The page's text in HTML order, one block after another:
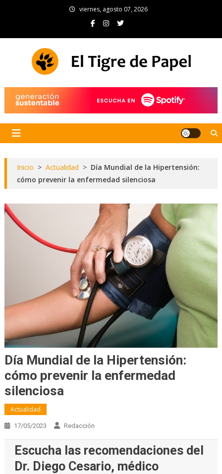
viernes, agosto 07, 2026
Inicio > Actualidad > Día Mundial de la Hipertensión:
cómo prevenir la enfermedad silenciosa
Día Mundial de la Hipertensión:
cómo prevenir la enfermedad
silenciosa
Actualidad
17/05/2023 Redacción
Escucha las recomendaciones del
Dr. Diego Cesario, médico